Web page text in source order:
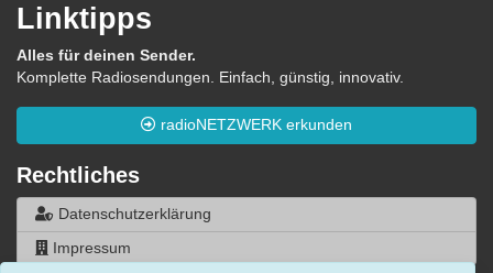
Linktipps
Alles für deinen Sender.
Komplette Radiosendungen. Einfach, günstig, innovativ.
radioNETZWERK erkunden
Rechtliches
Datenschutzerklärung
Impressum